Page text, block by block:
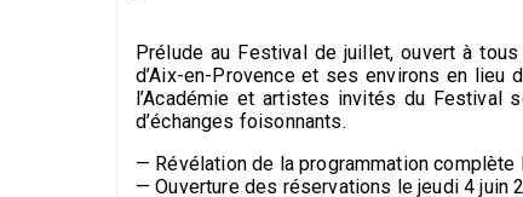
Prélude au Festival de juillet, ouvert à
d’Aix-en-Provence et ses environs en lieu
l’Académie et artistes invités du Festival
d’échanges foisonnants.
— Révélation de la programmation complète
— Ouverture des réservations le jeudi 4 juin